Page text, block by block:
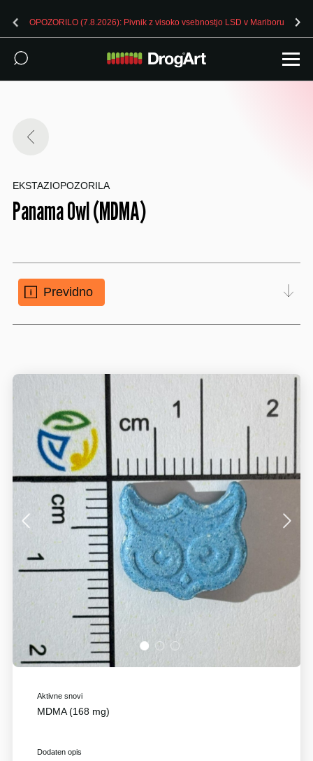
OPOZORILO (7.8.2026): Pivnik z visoko vsebnostjo LSD v Mariboru
EKSTAZIOPOZORILA
Panama Owl (MDMA)
Previdno
1 2 3
Aktivne snovi
MDMA (168 mg)
Dodaten opis